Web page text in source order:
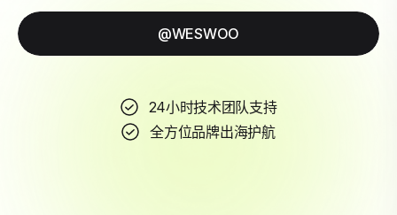
@WESWOO
24小时技术团队支持
全方位品牌出海护航